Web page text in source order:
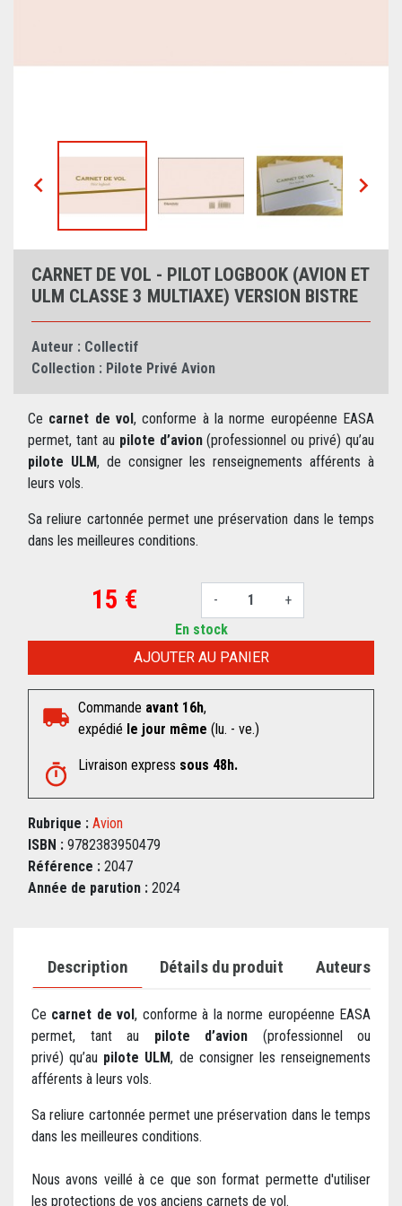
 
CARNET DE VOL - PILOT LOGBOOK (AVION ET
ULM CLASSE 3 MULTIAXE) VERSION BISTRE
Auteur : Collectif
Collection : Pilote Privé Avion
Ce carnet de vol, conforme à la norme européenne EASA
permet, tant au pilote d’avion(professionnel ou privé) qu’au
pilote ULM, de consigner les renseignements afférents à
leurs vols.
Sa reliure cartonnée permet une préservation dans le temps
dans les meilleures conditions.
15 € - +
AJOUTER AU PANIER
En stock
Commande avant 16h,
expédié le jour même (lu. - ve.)
Livraison express sous 48h.
Rubrique : Avion
ISBN : 9782383950479
Référence : 2047
Année de parution : 2024
Description Détails du produit Auteurs
Ce carnet de vol, conforme à la norme européenne EASA
permet, tant au pilote d’avion (professionnel ou
privé) qu’au pilote ULM, de consigner les renseignements
afférents à leurs vols.
Sa reliure cartonnée permet une préservation dans le temps
dans les meilleures conditions.
Nous avons veillé à ce que son format permette d'utiliser
les protections de vos anciens carnets de vol.